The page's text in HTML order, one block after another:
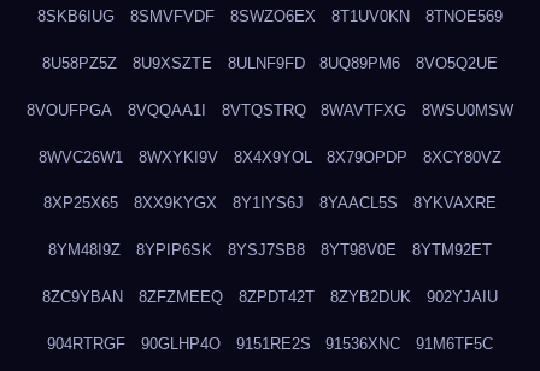
8SKB6IUG 8SMVFVDF 8SWZO6EX 8T1UV0KN 8TNOE569
8U58PZ5Z 8U9XSZTE 8ULNF9FD 8UQ89PM6 8VO5Q2UE
8VOUFPGA 8VQQAA1I 8VTQSTRQ 8WAVTFXG 8WSU0MSW
8WVC26W1 8WXYKI9V 8X4X9YOL 8X79OPDP 8XCY80VZ
8XP25X65 8XX9KYGX 8Y1IYS6J 8YAACL5S 8YKVAXRE
8YM48I9Z 8YPIP6SK 8YSJ7SB8 8YT98V0E 8YTM92ET
8ZC9YBAN 8ZFZMEEQ 8ZPDT42T 8ZYB2DUK 902YJAIU
904RTRGF 90GLHP4O 9151RE2S 91536XNC 91M6TF5C